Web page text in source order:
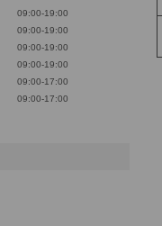
09:00-19:00
09:00-19:00
09:00-19:00
09:00-19:00
09:00-17:00
09:00-17:00